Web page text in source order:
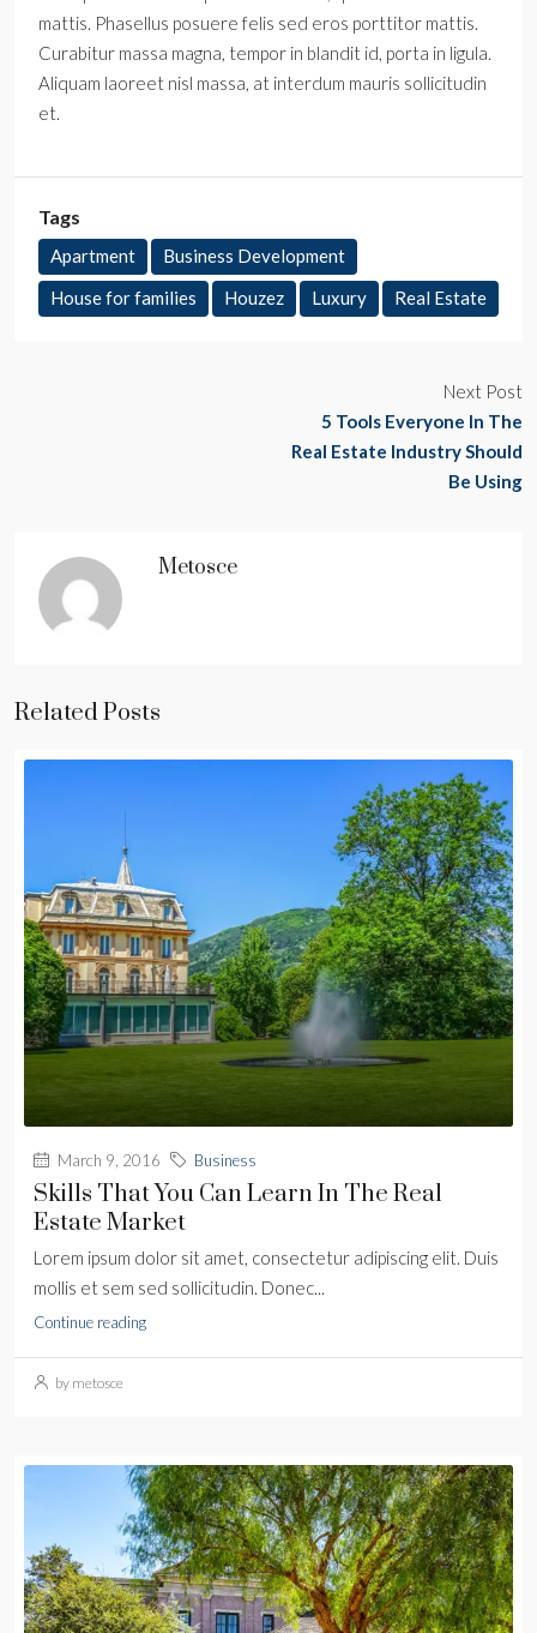
mattis. Phasellus posuere felis sed eros porttitor mattis.
Curabitur massa magna, tempor in blandit id, porta in ligula.
Aliquam laoreet nisl massa, at interdum mauris sollicitudin
et.
Tags
Apartment
Business Development
House for families
Houzez Luxury Real Estate
Next Post
5 Tools Everyone In The
Real Estate Industry Should
Be Using
Metosce
Related Posts
March 9, 2016 Business
Skills That You Can Learn In The Real
Estate Market
Lorem ipsum dolor sit amet, consectetur adipiscing elit. Duis
mollis et sem sed sollicitudin. Donec...
Continue reading
by metosce